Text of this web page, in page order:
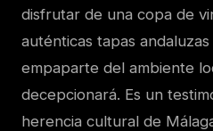
disfrutar de una copa de
auténticas tapas
empaparte del ambiente
decepcionará. Es un
herencia cultural de